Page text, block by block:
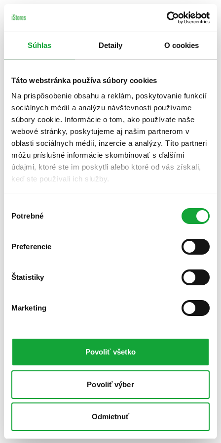
Súhlas Detaily O cookies
Táto webstránka používa súbory cookies
Na prispôsobenie obsahu a reklám, poskytovanie funkcií
sociálnych médií a analýzu návštevnosti používame
súbory cookie. Informácie o tom, ako používate naše
webové stránky, poskytujeme aj našim partnerom v
oblasti sociálnych médií, inzercie a analýzy. Títo partneri
môžu príslušné informácie skombinovať s ďalšími
údajmi, ktoré ste im poskytli alebo ktoré od vás získali,
keď ste používali ich služby.
súhlasu
Potrebné
Preferencie
Štatistiky
Marketing
Povoliť všetko
Povoliť výber
Odmietnuť